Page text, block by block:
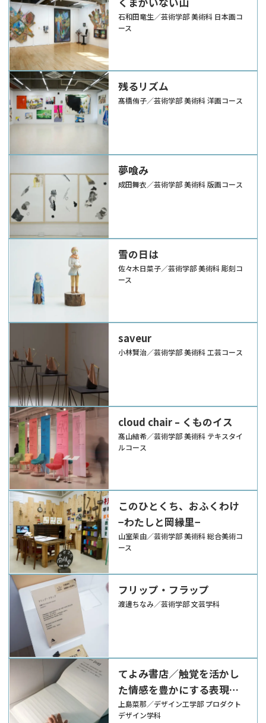
石和田竜生／芸術学部 美術科 日本画コ
ース
残るリズム
髙橋侑子／芸術学部 美術科 洋画コース
夢喰み
成田舞衣／芸術学部 美術科 版画コース
雪の日は
佐々木日菜子／芸術学部 美術科 彫刻コ
ース
saveur
小林賢治／芸術学部 美術科 工芸コース
cloud chair – くものイス
髙山結希／芸術学部 美術科 テキスタイ
ルコース
このひとくち、おふくわけ
−わたしと岡縁里−
山室茉由／芸術学部 美術科 総合美術コ
ース
フリップ・フラップ
渡邊ちなみ／芸術学部 文芸学科
てよみ書店／触覚を活かし
た情感を豊かにする表現の
研究
上島菜那／デザイン工学部 プロダクト
デザイン学科